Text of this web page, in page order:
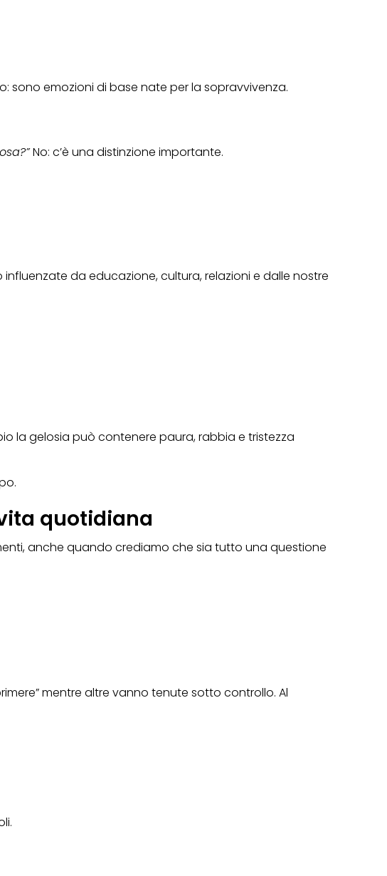
sono emozioni di base nate per la sopravvivenza.
No: c’è una distinzione importante.
da educazione, cultura, relazioni e dalle nostre
la gelosia può contenere paura, rabbia e tristezza
quotidiana
anche quando crediamo che sia tutto una questione
mentre altre vanno tenute sotto controllo. Al